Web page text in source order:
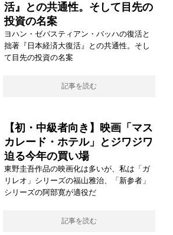
活』との共通性。そして目先の
投資の名案
ヨハン・ゼバスティアン・バッハの復活と
拙著『日本経済大復活』との共通性。そし
て目先の投資の名案
記事を読む
【初・中級者向き】映画「マス
カレード・ホテル」とジワジワ
迫る今年の買い場
東野圭吾作品の映画化は多いが、私は「ガ
リレオ」シリーズの福山雅治、「新参者」
シリーズの阿部寛が適役だ
記事を読む